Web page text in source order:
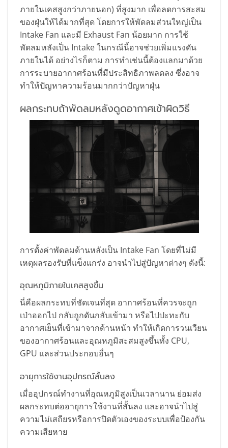
ภายในเคสสูงกว่าภายนอก) ที่สูงมาก เพื่อลดการสะสม
ของฝุ่นให้ได้มากที่สุด โดยการให้พัดลมส่วนใหญ่เป็น
Intake Fan และมี Exhaust Fan น้อยมาก การใช้
พัดลมหลังเป็น Intake ในกรณีนี้อาจช่วยเพิ่มแรงดัน
ภายในได้ อย่างไรก็ตาม การทำเช่นนี้ต้องแลกมาด้วย
การระบายอากาศร้อนที่มีประสิทธิภาพลดลง ซึ่งอาจ
ทำให้ปัญหาความร้อนมากกว่าปัญหาฝุ่น
ผลกระทบถ้าพัดลมหลังดูดอากาศเข้าผิดวิธี
การตั้งค่าพัดลมด้านหลังเป็น Intake Fan โดยที่ไม่มี
เหตุผลรองรับที่แข็งแกร่ง อาจนำไปสู่ปัญหาต่างๆ ดังนี้:
อุณหภูมิภายในเคสสูงขึ้น
นี่คือผลกระทบที่ชัดเจนที่สุด อากาศร้อนที่ควรจะถูก
เป่าออกไป กลับถูกดันกลับเข้ามา หรือไปปะทะกับ
อากาศเย็นที่เข้ามาจากด้านหน้า ทำให้เกิดการวนเวียน
ของอากาศร้อนและอุณหภูมิสะสมสูงขึ้นทั้ง CPU,
GPU และส่วนประกอบอื่นๆ
อายุการใช้งานอุปกรณ์สั้นลง
เมื่ออุปกรณ์ทำงานที่อุณหภูมิสูงเป็นเวลานาน ย่อมส่ง
ผลกระทบต่ออายุการใช้งานที่สั้นลง และอาจนำไปสู่
ความไม่เสถียรหรือการปิดตัวเองของระบบเพื่อป้องกัน
ความเสียหาย